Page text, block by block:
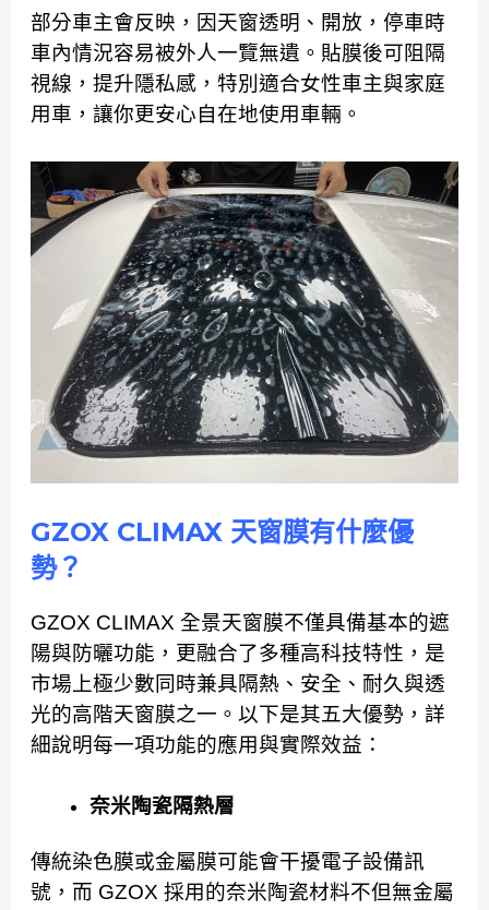
部分車主會反映，因天窗透明、開放，停車時
車內情況容易被外人一覽無遺。貼膜後可阻隔
視線，提升隱私感，特別適合女性車主與家庭
用車，讓你更安心自在地使用車輛。
GZOX CLIMAX 天窗膜有什麼優
勢？
GZOX CLIMAX 全景天窗膜不僅具備基本的遮
陽與防曬功能，更融合了多種高科技特性，是
市場上極少數同時兼具隔熱、安全、耐久與透
光的高階天窗膜之一。以下是其五大優勢，詳
細說明每一項功能的應用與實際效益：
奈米陶瓷隔熱層
傳統染色膜或金屬膜可能會干擾電子設備訊
號，而 GZOX 採用的奈米陶瓷材料不但無金屬